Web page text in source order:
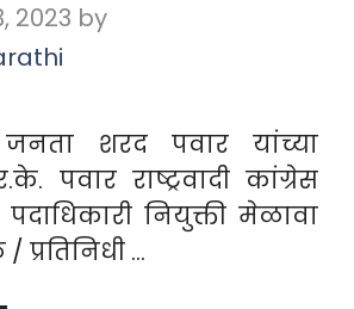
2023 by
जनता शरद पवार यांच्या
पवार राष्ट्रवादी कांग्रेस
पदाधिकारी नियुक्ती मेळावा
प्रतिनिधी …